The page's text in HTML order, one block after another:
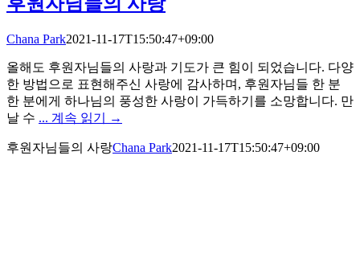
Chana Park2021-11-17T15:50:47+09:00
올해도 후원자님들의 사랑과 기도가 큰 힘이 되었습니다. 다양
한 방법으로 표현해주신 사랑에 감사하며, 후원자님들 한 분
한 분에게 하나님의 풍성한 사랑이 가득하기를 소망합니다. 만
날 수 ... 계속 읽기 →
후원자님들의 사랑Chana Park2021-11-17T15:50:47+09:00